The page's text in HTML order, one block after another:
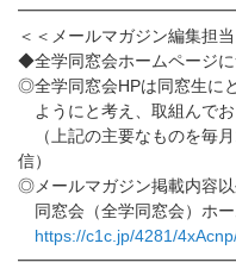
＜＜メールマガジン編集担
◆全学同窓会ホームページ
◎全学同窓会HPは同窓生に
ようにと考え、取組んでお
（上記の主要なものを毎
信）
◎メールマガジン掲載内容
同窓会（全学同窓会）ホー
https://c1c.jp/4281/